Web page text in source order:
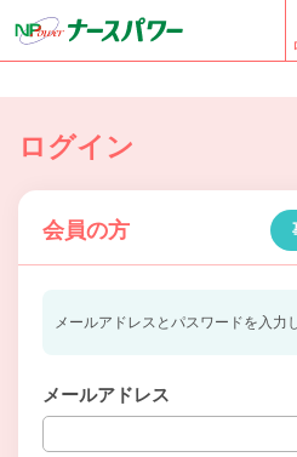
ログイン
会員の方
メールアドレスとパスワードを入力
メールアドレス